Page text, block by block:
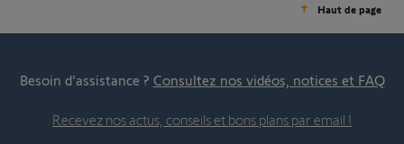
Haut de page
Besoin d’assistance ? Consultez nos vidéos, notices et FAQ
Recevez nos actus, conseils et bons plans par email !